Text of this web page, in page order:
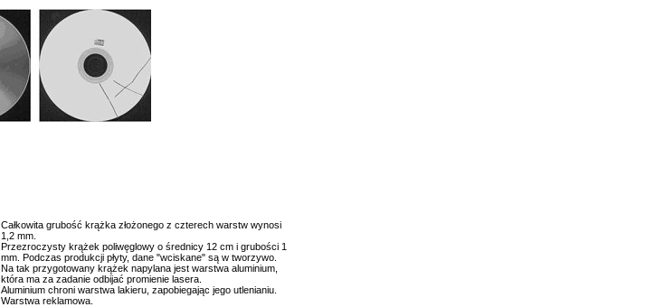
Całkowita grubość krążka złożonego z czterech warstw wynosi
1,2 mm.
Przezroczysty krążek poliwęglowy o średnicy 12 cm i grubości 1
mm. Podczas produkcji płyty, dane "wciskane" są w tworzywo.
Na tak przygotowany krążek napylana jest warstwa aluminium,
która ma za zadanie odbijać promienie lasera.
Aluminium chroni warstwa lakieru, zapobiegając jego utlenianiu.
Warstwa reklamowa.